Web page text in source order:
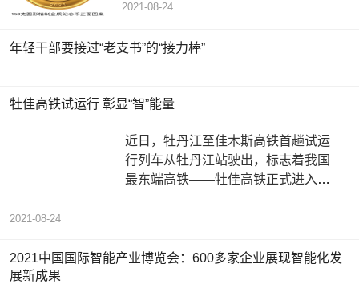
2021-08-24
年轻干部要接过“老支书”的“接力棒”
牡佳高铁试运行 彰显“智”能量
近日，牡丹江至佳木斯高铁首趟试运
行列车从牡丹江站驶出，标志着我国
最东端高铁——牡佳高铁正式进入运
2021-08-24
2021中国国际智能产业博览会：600多家企业展现智能化发
展新成果